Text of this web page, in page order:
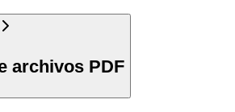
archivos PDF